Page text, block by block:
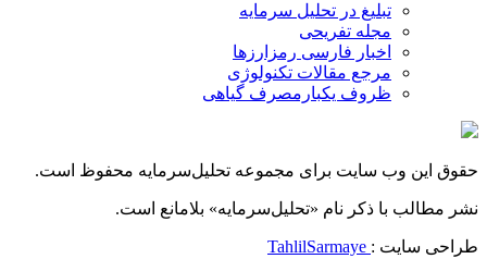
تبلیغ در تحلیل سرمایه
مجله تفریحی
اخبار فارسی رمزارزها
مرجع مقالات تکنولوژی
ظروف یکبارمصرف گیاهی
حقوق این وب سایت برای مجموعه تحلیل‌سرمایه محفوظ است.
نشر مطالب با ذکر نام «تحلیل‌سرمایه» بلامانع است.
طراحی سایت :